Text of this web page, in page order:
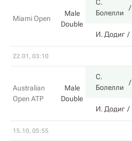
Miami Open
Male
Double
С.
Болелли
И. Додиг
22.01, 03:10
Australian
Open ATP
Male
Double
С.
Болелли
И. Додиг
15.10, 05:55